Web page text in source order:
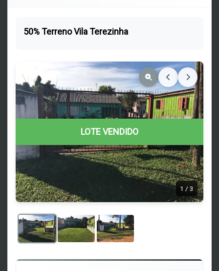
50% Terreno Vila Terezinha
LOTE VENDIDO
1 / 3